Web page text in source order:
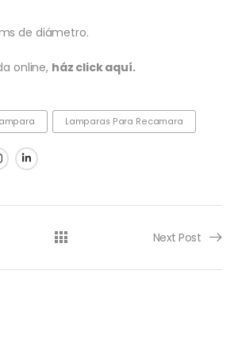
de diámetro.
online, ház click aquí.
Lamparas Para Recamara
Next Post